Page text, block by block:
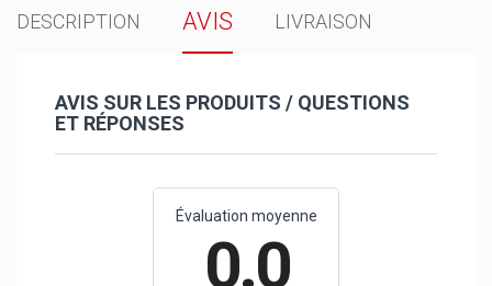
DESCRIPTION AVIS LIVRAISON
AVIS SUR LES PRODUITS / QUESTIONS
ET RÉPONSES
Évaluation moyenne
0.0